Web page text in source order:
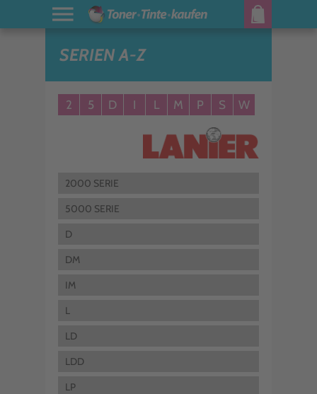
SERIEN A-Z
2 5 D I L M P S W
2000 SERIE
5000 SERIE
D
DM
IM
L
LD
LDD
LP